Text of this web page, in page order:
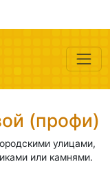
(профи)
улицами,
или камнями.